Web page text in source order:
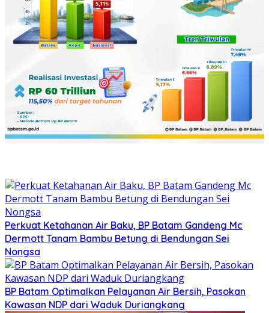
Perkuat Ketahanan Air Baku, BP Batam Gandeng Mc
Dermott Tanam Bambu Betung di Bendungan Sei
Nongsa
BP Batam Optimalkan Pelayanan Air Bersih, Pasokan
Kawasan NDP dari Waduk Duriangkang